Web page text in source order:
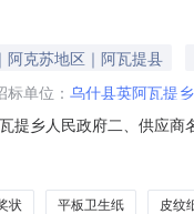
阿克苏地区｜阿瓦提县
标单位： 乌什县英阿瓦提
提乡人民政府二、供应
排球世达/
状 平板卫生纸 皮纹